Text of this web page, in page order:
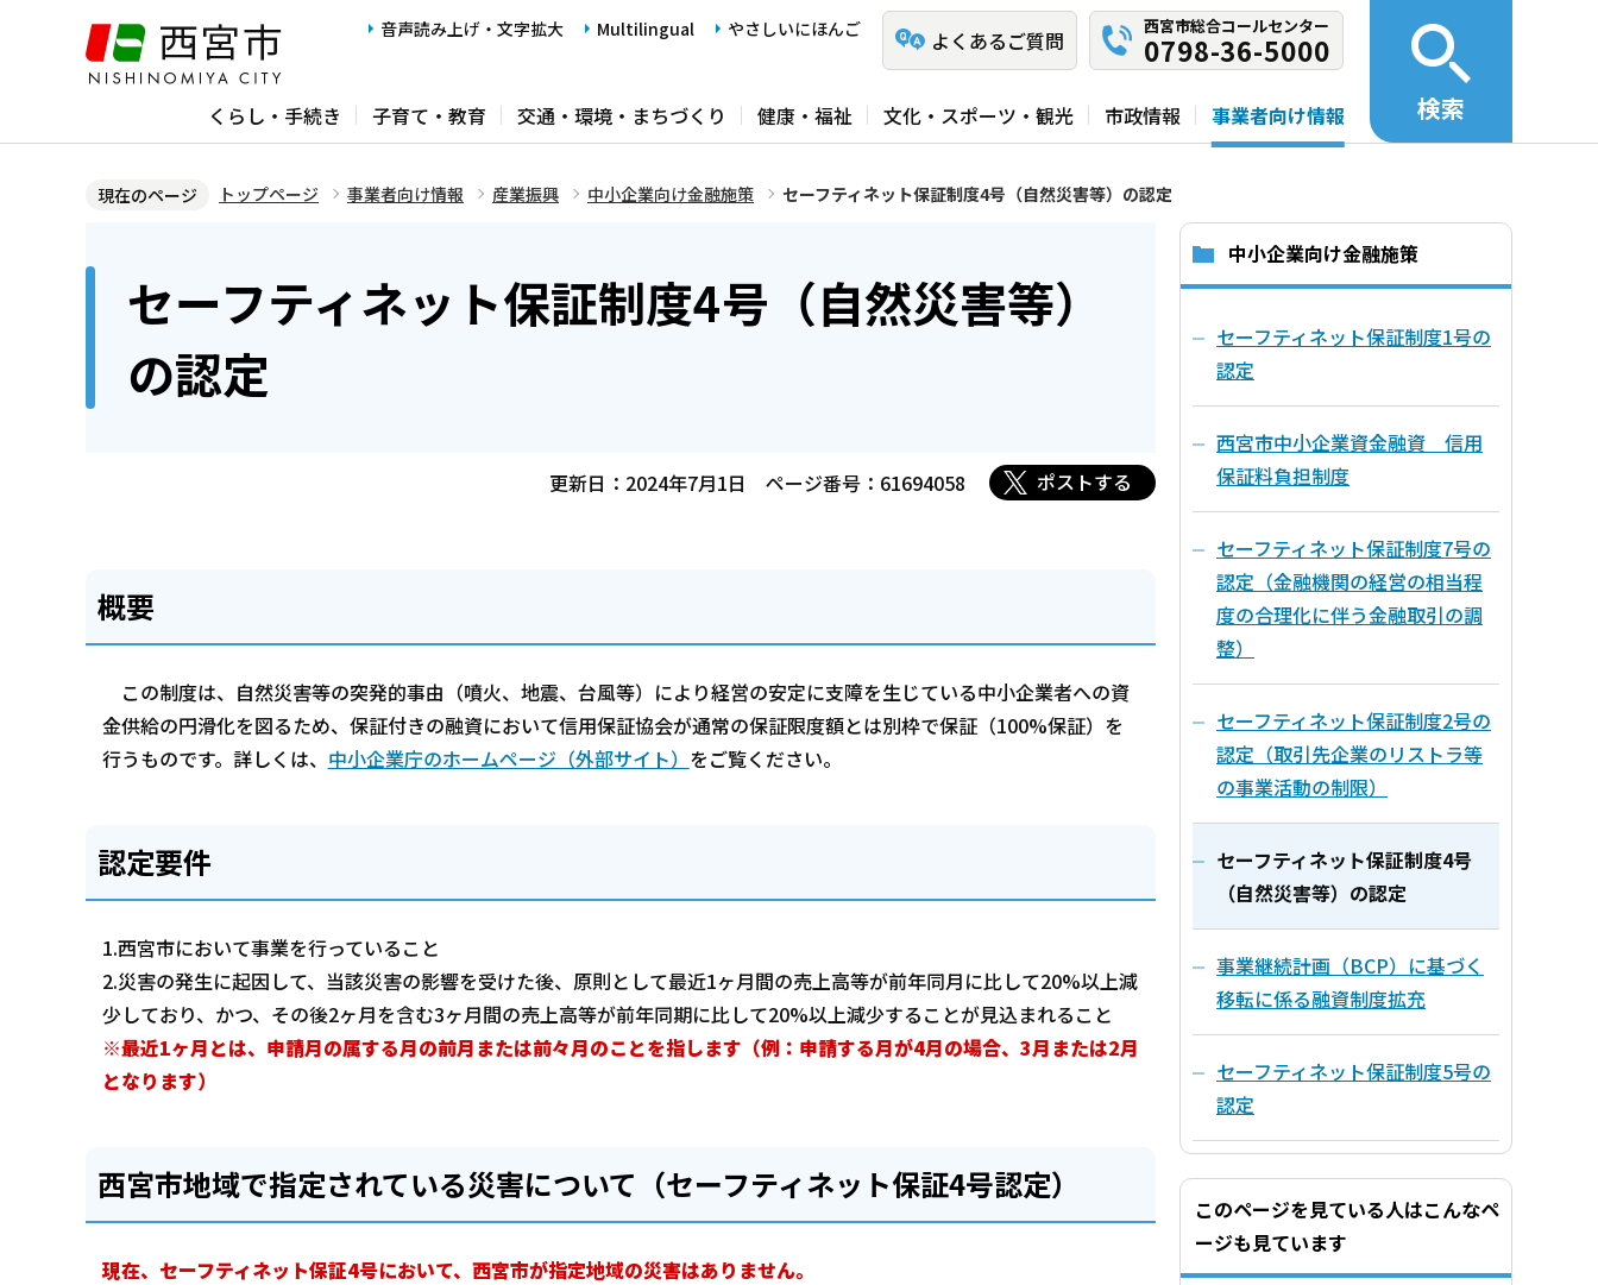
ジ
音声読み上げ・文字拡大 Multilingual やさしいにほんご よくあるご質問
西宮市総合コールセンター
0798-36-5000
くらし・手続き 子育て・教育 交通・環境・まちづくり 健康・福祉 文化・スポーツ・観光 市政情報 事業者向け情報 検索
現在のページ トップページ 事業者向け情報 産業振興 中小企業向け金融施策 セーフティネット保証制度4号（自然災害等）の認定
セーフティネット保証制度4号（自然災害等）
の認定
更新日：2024年7月1日 ページ番号：61694058 ポストする
概要
この制度は、自然災害等の突発的事由（噴火、地震、台風等）により経営の安定に支障を生じている中小企業者への資
金供給の円滑化を図るため、保証付きの融資において信用保証協会が通常の保証限度額とは別枠で保証（100%保証）を
行うものです。詳しくは、 中小企業庁のホームページ（外部サイト） をご覧ください。
認定要件
1.西宮市において事業を行っていること
2.災害の発生に起因して、当該災害の影響を受けた後、原則として最近1ヶ月間の売上高等が前年同月に比して20%以上減
少しており、かつ、その後2ヶ月を含む3ヶ月間の売上高等が前年同期に比して20%以上減少することが見込まれること
※最近1ヶ月とは、申請月の属する月の前月または前々月のことを指します（例：申請する月が4月の場合、3月または2月
となります）
西宮市地域で指定されている災害について（セーフティネット保証4号認定）
現在、セーフティネット保証4号において、西宮市が指定地域の災害はありません。
中小企業向け金融施策
セーフティネット保証制度1号の
認定
西宮市中小企業資金融資 信用
保証料負担制度
セーフティネット保証制度7号の
認定（金融機関の経営の相当程
度の合理化に伴う金融取引の調
整）
セーフティネット保証制度2号の
認定（取引先企業のリストラ等
の事業活動の制限）
セーフティネット保証制度4号
（自然災害等）の認定
事業継続計画（BCP）に基づく
移転に係る融資制度拡充
セーフティネット保証制度5号の
認定
このページを見ている人はこんなペ
ージも見ています